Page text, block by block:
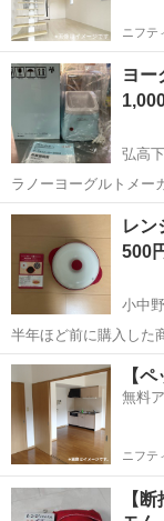
ニフテ
ヨー
弘高
ラノーヨーグルトメー
カーです。 1度だけ使
青森 弘前市
レ
500
小中
半年ほど前に購入した
はありません。 【ア
す！ 【希望取引場所】八戸市新井田字後庵21-5 プリメーラIIIの前
【希望取引日時】8月
青森 八戸市
【
無料
ニフテ
【